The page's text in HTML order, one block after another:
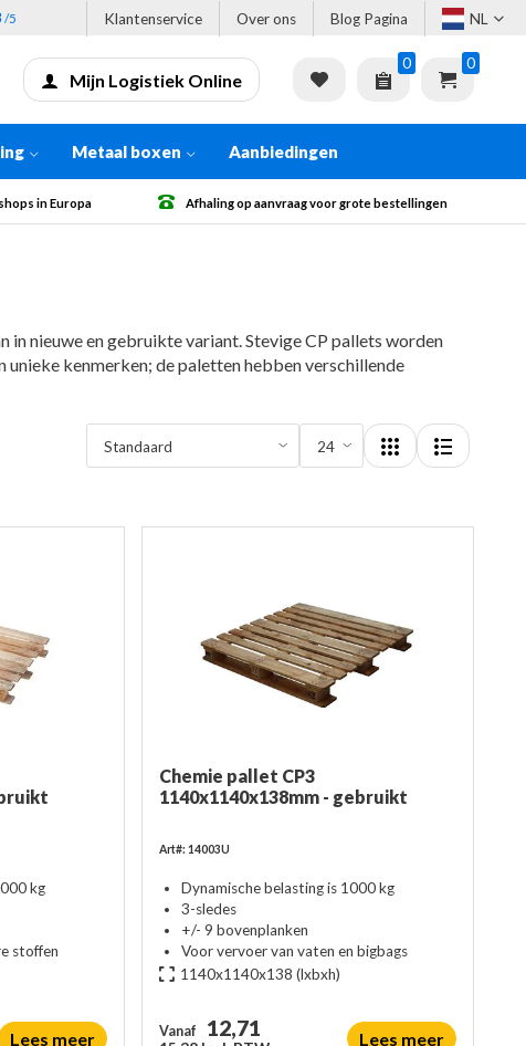
/5 Klantenservice Over ons Blog Pagina NL
Mijn Logistiek Online
0 0
Metaal boxen Aanbiedingen
bestellingen Gratis verzending vanaf € 500 excl. BTW
nieuwe en gebruikte variant. Stevige CP pallets worden
kenmerken; de paletten hebben verschillende
kg
stoffen
Lees meer
Chemie pallet CP3
1140x1140x138mm - gebruikt
Art#: 14003U
Dynamische belasting is 1000 kg
3-sledes
+/- 9 bovenplanken
Voor vervoer van vaten en bigbags
1140x1140x138 (lxbxh)
Vanaf 12,71 Lees meer